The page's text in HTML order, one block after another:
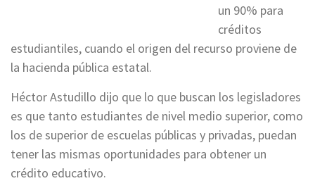
un 90% para
créditos
estudiantiles, cuando el origen del recurso proviene de
la hacienda pública estatal.
Héctor Astudillo dijo que lo que buscan los legisladores
es que tanto estudiantes de nivel medio superior, como
los de superior de escuelas públicas y privadas, puedan
tener las mismas oportunidades para obtener un
crédito educativo.